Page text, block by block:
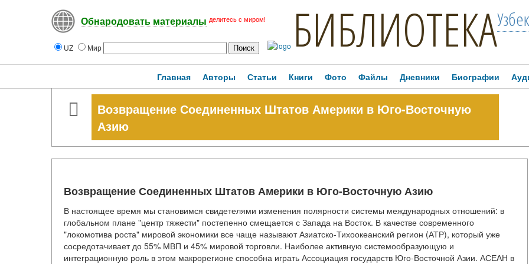
Обнародовать материалы делитесь с миром!
UZ Мир БИБЛИОТЕКА
Главная Авторы Статьи Книги Фото Файлы Дневники Биографии
Возвращение Соединенных Штатов Америки в Юго-Восточную
Азию
Возвращение Соединенных Штатов Америки в Юго-Восточную Азию
В настоящее время мы становимся свидетелями изменения полярности системы международных отношений: в
глобальном плане "центр тяжести" постепенно смещается с Запада на Восток. В качестве современного
"локомотива роста" мировой экономики все чаще называют Азиатско-Тихоокеанский регион (АТР), который уже
сосредотачивает до 55% МВП и 45% мировой торговли. Наиболее активную системообразующую и
интеграционную роль в этом макрорегионе способна играть Ассоциация государств Юго-Восточной Азии. АСЕАН в